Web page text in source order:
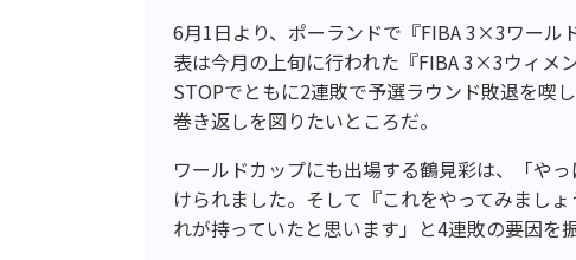
6月1日より、ポーランドで『FIBA 3×3ワー
表は今月の上旬に行われた『FIBA 3×3ウィメ
STOPでともに2連敗で予選ラウンド敗退を喫
巻き返しを図りたいところだ。
ワールドカップにも出場する鶴見彩は、「や
けられました。そして『これをやってみまし
れが持っていたと思います」と4連敗の要因を